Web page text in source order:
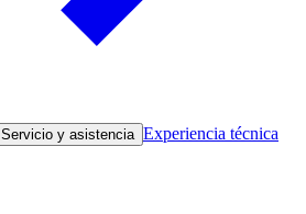
Servicio y asistencia Experiencia técnica